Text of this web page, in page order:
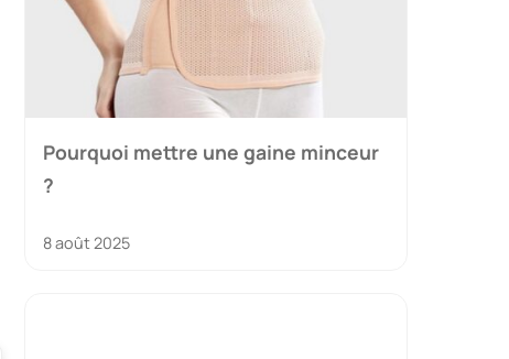
Pourquoi mettre une gaine minceur
?
8 août 2025